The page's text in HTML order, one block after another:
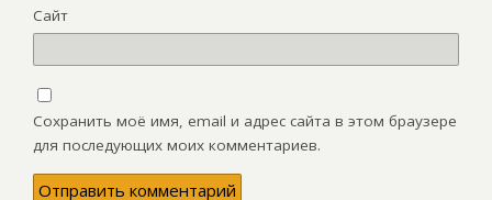
Сайт
Сохранить моё имя, email и адрес сайта в этом браузере
для последующих моих комментариев.